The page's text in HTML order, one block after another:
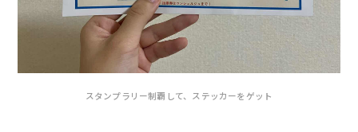
スタンプラリー制覇して、ステッカーをゲット